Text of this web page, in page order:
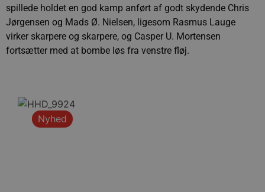
spillede holdet en god kamp anført af godt skydende Chris
Jørgensen og Mads Ø. Nielsen, ligesom Rasmus Lauge
virker skarpere og skarpere, og Casper U. Mortensen
fortsætter med at bombe løs fra venstre fløj.
Nyhed